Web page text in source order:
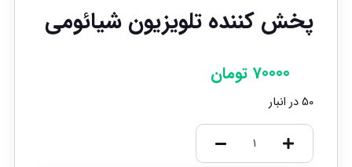
پخش کننده تلویزیون شیائومی
70000 تومان
50 در انبار